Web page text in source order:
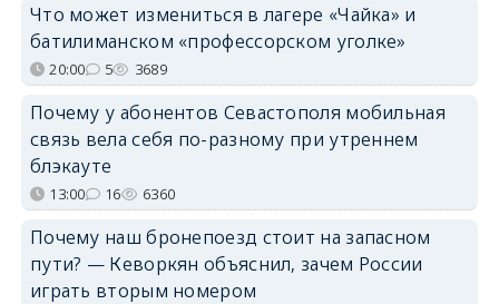
Что может измениться в лагере «Чайка» и
батилиманском «профессорском уголке»
20:00 5 3689
Почему у абонентов Севастополя мобильная
связь вела себя по-разному при утреннем
блэкауте
13:00 16 6360
Почему наш бронепоезд стоит на запасном
пути? — Кеворкян объяснил, зачем России
играть вторым номером